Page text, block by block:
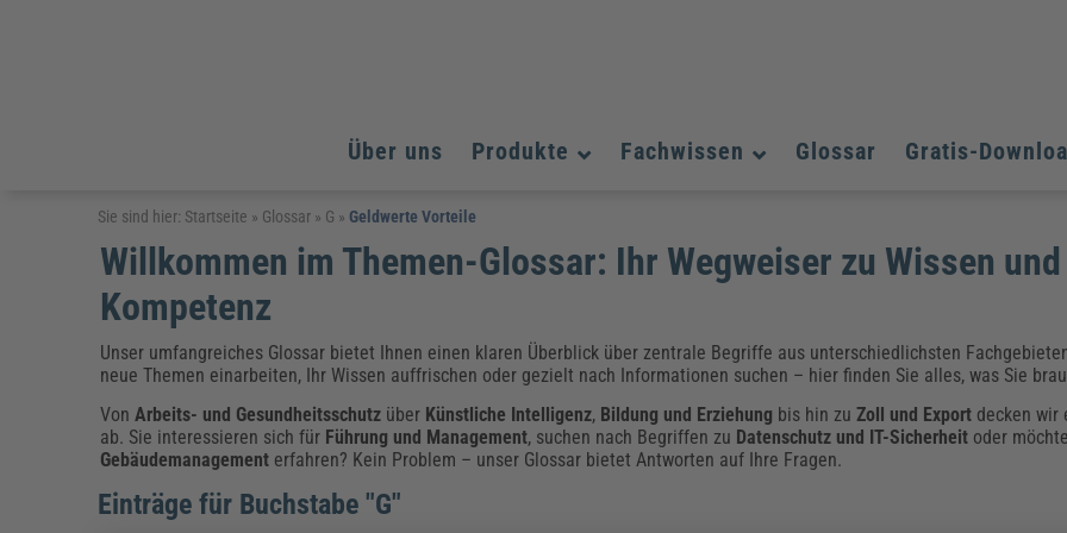
Über uns Produkte
Arbeitsschutz
Fachpublikationen & Arbeitshilfen
Arbeitssicherheit & Gesundheitsschutz
Brandschutz
Chemikalen & Gefahrstoffe
Weiterbildungen (AKADEMIE HERKERT)
Arbeitsschutz & Brandschutz
Weiterbildungen (AKADEMIE HERKERT)
Assistenz & Office-Management
Baurecht & Architektenrecht
Energieoptimiertes & klimaneutrales Bauen
Immobilienwirtschaft
Bau, Immobilien & Gebäudemanagement
Bildung und Erziehung
Fachpublikationen & Arbeitshilfen
Kinderschutz, Jugendhilfe & Inklusion Leitung, Organisation & Dokumentation
Fachpublikationen & Arbeitshilfen
Datenschutz & IT-Recht Organisation & Dokumentation
Weiterbildungen (AKADEMIE HERKERT)
Datenschutz & IT-Sicherheit
Elektrosicherheit
Elektrosicherheit & Elektrotechnik
Energie und Umwelt
Fachpublikationen & Arbeitshilfen
Weiterbildungen (AKADEMIE HERKERT)
Führung und Management
Fachwissen
Arbeitsschutz
Bildung und Erziehung
Datenschutz und IT-Sicherheit
Energie und Umwelt
Kommunales
Künstliche Intelligenz
Reisekosten und Finanzen
Zoll und Export
Glossar Gratis-
Arbeitsschutz
Bildung und Erziehung
Datenschutz und IT-Sicherheit
Energie und Umwelt
Kommunales
Künstliche Intelligenz
Reisekosten und Finanzen
Zoll und Export
Sie sind hier: Startseite » Glossar » G » Geldwerte Vorteile
Willkommen im Themen-Glossar: Ihr Wegweiser zu Wissen und
Kompetenz
Unser umfangreiches Glossar bietet Ihnen einen klaren Überblick über zentrale Begriffe aus unterschiedlichsten
neue Themen einarbeiten, Ihr Wissen auffrischen oder gezielt nach Informationen suchen – hier finden Sie alles, was Sie
VonArbeits- und Gesundheitsschutz über Künstliche Intelligenz, Bildung und Erziehung bis hin zuZoll und Export decken wir
ab. Sie interessieren sich für Führung und Management, suchen nach Begriffen zu Datenschutz und IT-Sicherheit oder
Gebäudemanagement erfahren? Kein Problem – unser Glossar bietet Antworten auf Ihre Fragen.
Einträge für Buchstabe "G"